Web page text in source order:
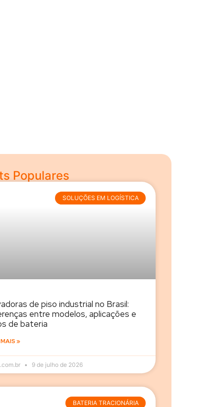
Populares
SOLUÇÕES EM LOGÍSTICA
de piso industrial no Brasil:
entre modelos, aplicações e
de bateria
»
9 de julho de 2026
BATERIA TRACIONÁRIA